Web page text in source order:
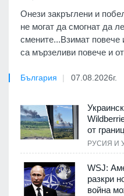
Онези закръглени и
не могат да смогнат да
смените...Взимат повече
са мързеливи повече и
България 07.08.2026г.
от
РУСИЯ И
WSJ:
разкри
война